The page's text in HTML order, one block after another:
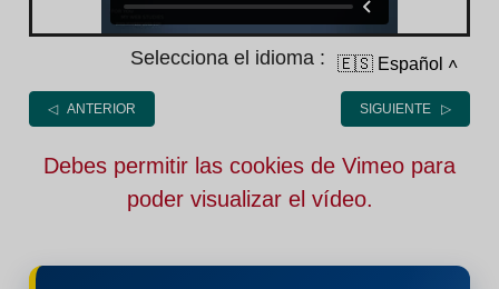
Selecciona el idioma : 🇪🇸 Español ˄
◁ ANTERIOR SIGUIENTE ▷
Debes permitir las cookies de Vimeo para
poder visualizar el vídeo.